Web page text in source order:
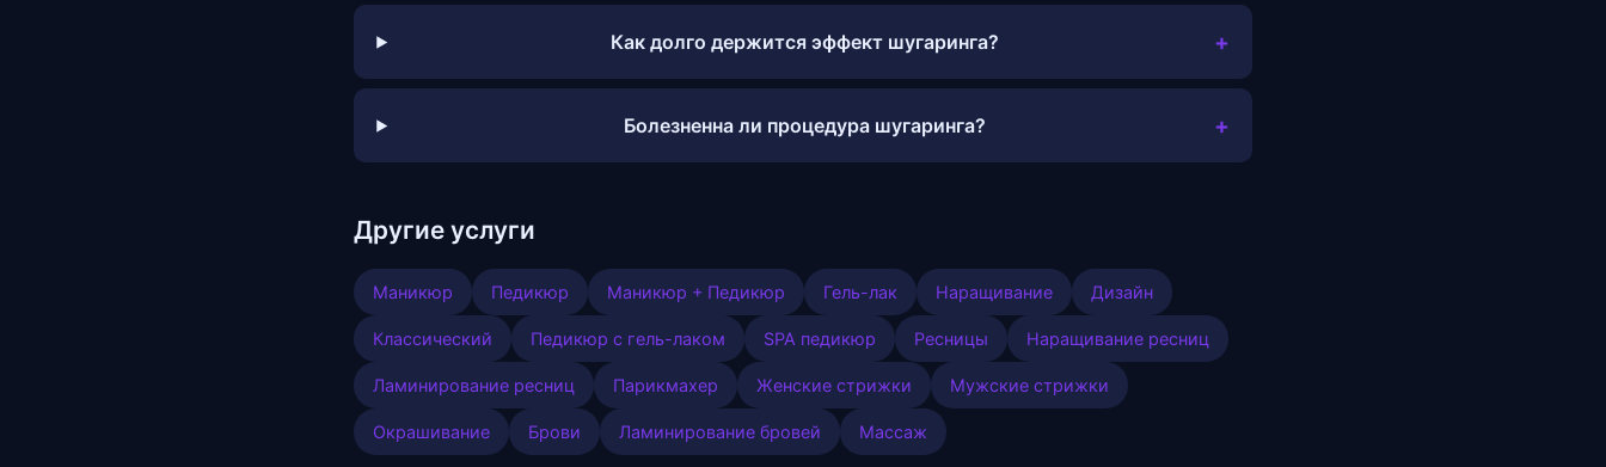
Как долго держится эффект шугаринга? +
Болезненна ли процедура шугаринга? +
Другие услуги
Маникюр Педикюр Маникюр + Педикюр Гель-лак Наращивание Дизайн
Классический Педикюр с гель-лаком SPA педикюр Ресницы Наращивание ресниц
Ламинирование ресниц Парикмахер Женские стрижки Мужские стрижки
Окрашивание Брови Ламинирование бровей Массаж